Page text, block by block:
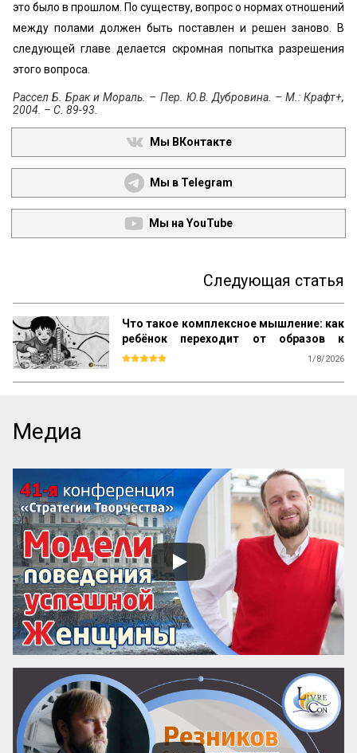
это было в прошлом. По существу, вопрос о нормах отношений
между полами должен быть поставлен и решен заново. В
следующей главе делается скромная попытка разрешения
этого вопроса.
Рассел Б. Брак и Мораль. – Пер. Ю.В. Дубровина. – М.: Крафт+,
2004. – С. 89-93.
Мы ВКонтакте
Мы в Telegram
Мы на YouTube
Следующая статья
Что такое комплексное мышление: как
ребёнок переходит от образов к
понятиям по Выготскому
1/8/2026
ведет к образованию связей, к
установлению отношений между
различными конкретными
впечатлениями, к объединению и
обобщению отдельных предметов, к
упорядочению и систематизации всего
опыта ребенка.
Но способ объединения различных
конкретных предметов в общие группы,
характер устанавливаемых при этом
связей, структура возник...
Медиа